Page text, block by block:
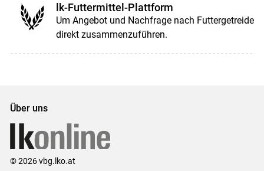
lk-Futtermittel-Plattform
Um Angebot und Nachfrage nach Futtergetreide
direkt zusammenzuführen.
Über uns
© 2026 vbg.lko.at